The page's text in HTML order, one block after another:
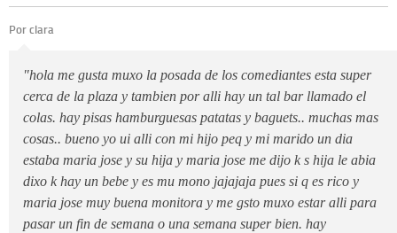
Por clara
"hola me gusta muxo la posada de los comediantes esta super
cerca de la plaza y tambien por alli hay un tal bar llamado el
colas. hay pisas hamburguesas patatas y baguets.. muchas mas
cosas.. bueno yo ui alli con mi hijo peq y mi marido un dia
estaba maria jose y su hija y maria jose me dijo k s hija le abia
dixo k hay un bebe y es mu mono jajajaja pues si q es rico y
maria jose muy buena monitora y me gsto muxo estar alli para
pasar un fin de semana o una semana super bien. hay